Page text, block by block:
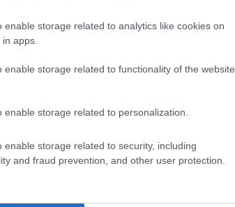
enable storage related to analytics like cookies on
apps.
enable storage related to functionality of the website
enable storage related to personalization.
enable storage related to security, including
and fraud prevention, and other user protection.